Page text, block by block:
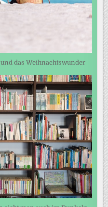
das Weihnachtswunder